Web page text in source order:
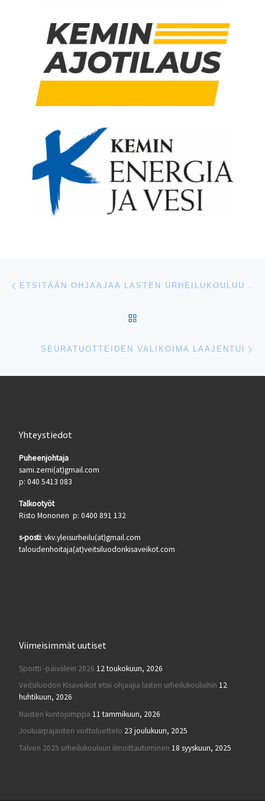
Artikkelien navigointi ETSITÄÄN OHJAAJAA LASTEN URHEILUKOULUUN TALVIKAUDELLE!
SEURATUOTTEIDEN VALIKOIMA LAAJENTUI
Yhteystiedot
Puheenjohtaja
sami.zerni(at)gmail.com
p: 040 5413 083
Talkootyöt
Risto Mononen p: 0400 891 132
s-posti: vkv.yleisurheilu(at)gmail.com
taloudenhoitaja(at)veitsiluodonkisaveikot.com
Viimeisimmät uutiset
Sportti -päiväleiri 2026 12 toukokuun, 2026
Veitsiluodon Kisaveikot etsii ohjaajia lasten urheilukouluihin 12
huhtikuun, 2026
Naisten kuntojumppa 11 tammikuun, 2026
Jouluarpajaisten voittoluettelo 23 joulukuun, 2025
Talven 2025 urheilukouluun ilmoittautuminen 18 syyskuun, 2025